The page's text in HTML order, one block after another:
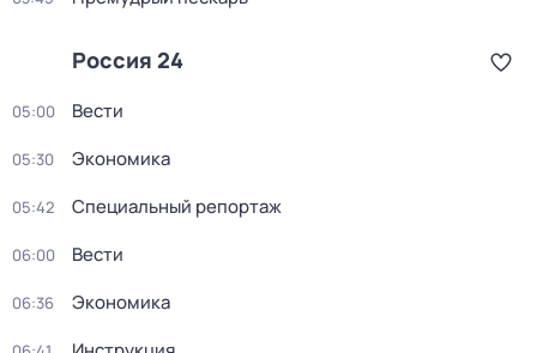
Россия 24
05:00 Вести
05:30 Экономика
05:42 Специальный репортаж
06:00 Вести
06:36 Экономика